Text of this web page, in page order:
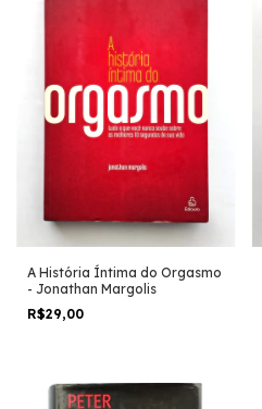
A História Íntima do Orgasmo
- Jonathan Margolis
R$29,00